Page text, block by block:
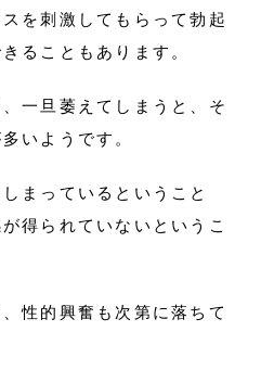
を刺激してもらって勃起
ることもあります。
一旦萎えてしまうと、そ
いようです。
まっているということ
得られていないというこ
性的興奮も次第に落ちて